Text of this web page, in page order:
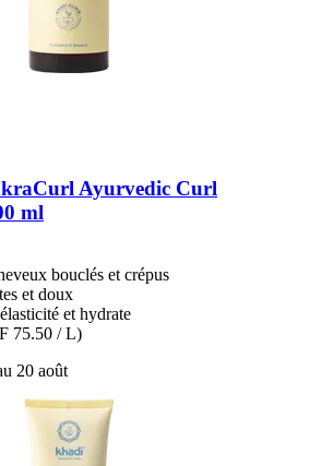
Ayurvedic Curl
ml
bouclés et crépus
et doux
et hydrate
75.50 / L)
20 août